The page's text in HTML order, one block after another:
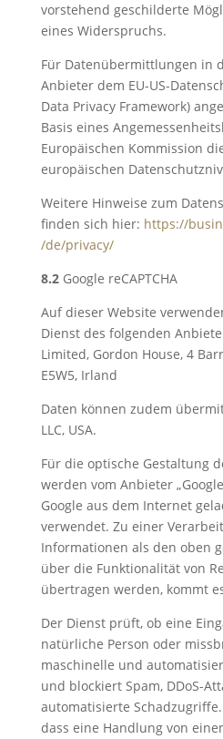
vorstehend geschilderte
eines Widerspruchs.
Für Datenübermittlungen in
Anbieter dem EU-US-
Data Privacy Framework)
Basis eines
Europäischen Kommission
europäischen
Weitere Hinweise zum
finden sich hier: https://
/de/privacy/
8.2Google reCAPTCHA
Auf dieser Website
Dienst des folgenden
Limited, Gordon House, 4
E5W5, Irland
Daten können zudem
LLC, USA.
Für die optische Gestaltung
werden vom Anbieter
Google aus dem Internet
verwendet. Zu einer
Informationen als den oben
über die Funktionalität von
übertragen werden, kommt
Der Dienst prüft, ob eine
natürliche Person oder
maschinelle und
und blockiert Spam, DDoS-
automatisierte
dass eine Handlung von